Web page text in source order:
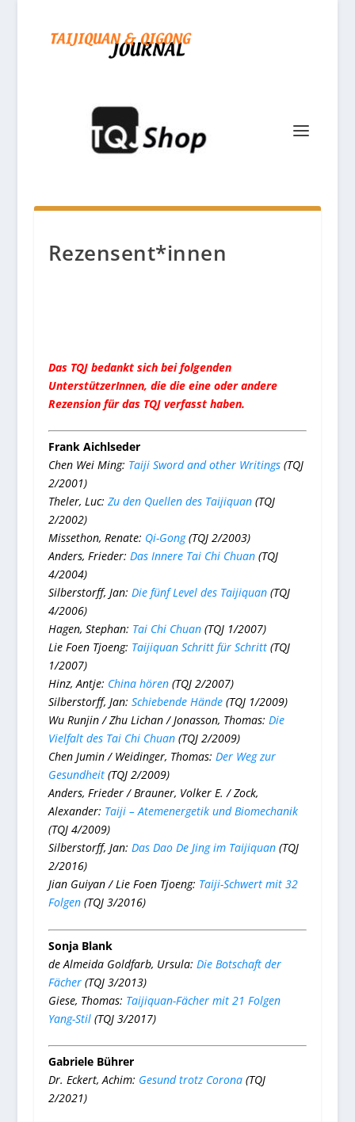
Rezensent*innen
Das TQJ bedankt sich bei folgenden
UnterstützerInnen, die die eine oder andere
Rezension für das TQJ verfasst haben.
Frank Aichlseder
Chen Wei Ming: Taiji Sword and other Writings(TQJ
2/2001)
Theler, Luc: Zu den Quellen des Taijiquan(TQJ
2/2002)
Missethon, Renate: Qi-Gong(TQJ 2/2003)
Anders, Frieder: Das Innere Tai Chi Chuan(TQJ
4/2004)
Silberstorff, Jan: Die fünf Level des Taijiquan(TQJ
4/2006)
Hagen, Stephan: Tai Chi Chuan(TQJ 1/2007)
Lie Foen Tjoeng: Taijiquan Schritt für Schritt(TQJ
1/2007)
Hinz, Antje: China hören(TQJ 2/2007)
Silberstorff, Jan: Schiebende Hände(TQJ 1/2009)
Wu Runjin / Zhu Lichan / Jonasson, Thomas: Die
Vielfalt des Tai Chi Chuan(TQJ 2/2009)
Chen Jumin / Weidinger, Thomas: Der Weg zur
Gesundheit(TQJ 2/2009)
Anders, Frieder / Brauner, Volker E. / Zock,
Alexander: Taiji – Atemenergetik und Biomechanik
(TQJ 4/2009)
Silberstorff, Jan: Das Dao De Jing im Taijiquan(TQJ
2/2016)
Jian Guiyan / Lie Foen Tjoeng: Taiji-Schwert mit 32
Folgen(TQJ 3/2016)
Sonja Blank
de Almeida Goldfarb, Ursula: Die Botschaft der
Fächer(TQJ 3/2013)
Giese, Thomas: Taijiquan-Fächer mit 21 Folgen
Yang-Stil(TQJ 3/2017)
Gabriele Bührer
Dr. Eckert, Achim: Gesund trotz Corona(TQJ
2/2021)